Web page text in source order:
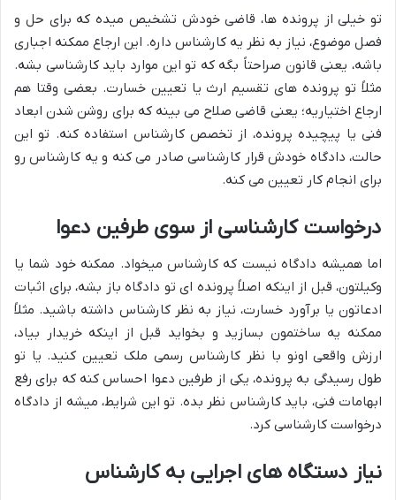
تو خیلی از پرونده ها، قاضی خودش تشخیص میده که برای حل و
فصل موضوع، نیاز به نظر یه کارشناس داره. این ارجاع ممکنه اجباری
باشه، یعنی قانون صراحتاً بگه که تو این موارد باید کارشناسی بشه.
مثلاً تو پرونده های تقسیم ارث یا تعیین خسارت. بعضی وقتا هم
ارجاع اختیاریه؛ یعنی قاضی صلاح می بینه که برای روشن شدن ابعاد
فنی یا پیچیده پرونده، از تخصص کارشناس استفاده کنه. تو این
حالت، دادگاه خودش قرار کارشناسی صادر می کنه و یه کارشناس رو
برای انجام کار تعیین می کنه.
درخواست کارشناسی از سوی طرفین دعوا
اما همیشه دادگاه نیست که کارشناس میخواد. ممکنه خود شما یا
وکیلتون، قبل از اینکه اصلاً پرونده ای تو دادگاه باز بشه، برای اثبات
ادعاتون یا برآورد خسارت، نیاز به نظر کارشناس داشته باشید. مثلاً
ممکنه یه ساختمون بسازید و بخواید قبل از اینکه خریدار بیاد،
ارزش واقعی اونو با نظر کارشناس رسمی ملک تعیین کنید. یا تو
طول رسیدگی به پرونده، یکی از طرفین دعوا احساس کنه که برای رفع
ابهامات فنی، باید کارشناس نظر بده. تو این شرایط، میشه از دادگاه
درخواست کارشناسی کرد.
نیاز دستگاه های اجرایی به کارشناس